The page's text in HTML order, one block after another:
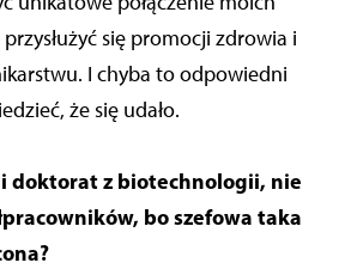
się promocji zdrowia i
I chyba to odpowiedni
że się udało.
doktorat z biotechnologii, nie
bo szefowa taka